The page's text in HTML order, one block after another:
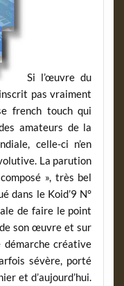
Si l’œuvre du
pas vraiment
french touch qui
amateurs de la
celle-ci n’en
La parution
», très bel
dans le Koid’9 N°
de faire le point
son œuvre et sur
démarche créative
sévère, porté
et d’aujourd’hui.